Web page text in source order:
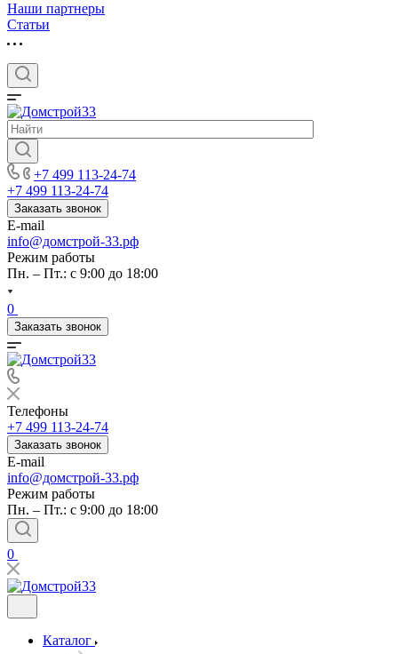
Наши партнеры
Статьи
+7 499 113-24-74
+7 499 113-24-74
Заказать звонок
E-mail
info@домстрой-33.рф
Режим работы
Пн. – Пт.: с 9:00 до 18:00
0
Заказать звонок
Телефоны
+7 499 113-24-74
Заказать звонок
E-mail
info@домстрой-33.рф
Режим работы
Пн. – Пт.: с 9:00 до 18:00
0
Каталог